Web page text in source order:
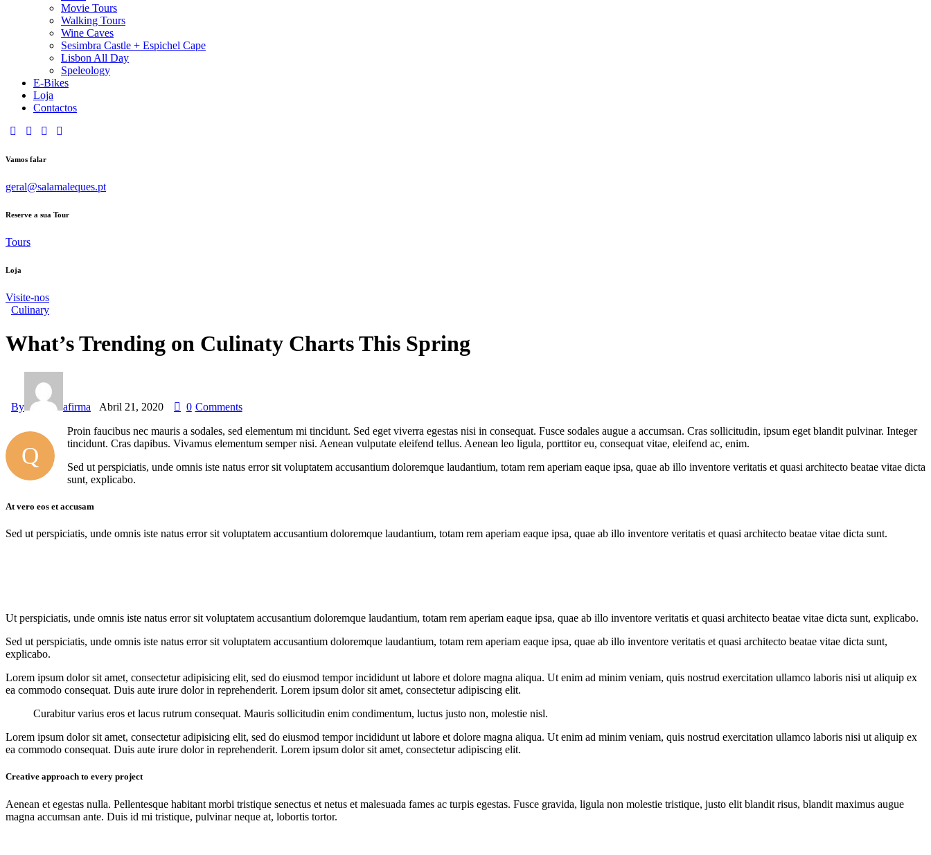
Movie Tours
Walking Tours
Wine Caves
Sesimbra Castle + Espichel Cape
Lisbon All Day
Speleology
E-Bikes
Loja
Contactos
Vamos falar
geral@salamaleques.pt
Reserve a sua Tour
Tours
Loja
Visite-nos
Culinary
What’s Trending on Culinaty Charts This Spring
By afirma Abril 21, 2020 0 Comments
Q
Proin faucibus nec mauris a sodales, sed elementum mi tincidunt. Sed eget viverra egestas nisi in consequat. Fusce sodales augue a accumsan. Cras sollicitudin, ipsum eget blandit pulvinar. Integer
tincidunt. Cras dapibus. Vivamus elementum semper nisi. Aenean vulputate eleifend tellus. Aenean leo ligula, porttitor eu, consequat vitae, eleifend ac, enim.
Sed ut perspiciatis, unde omnis iste natus error sit voluptatem accusantium doloremque laudantium, totam rem aperiam eaque ipsa, quae ab illo inventore veritatis et quasi architecto beatae vitae dicta
sunt, explicabo.
At vero eos et accusam
Sed ut perspiciatis, unde omnis iste natus error sit voluptatem accusantium doloremque laudantium, totam rem aperiam eaque ipsa, quae ab illo inventore veritatis et quasi architecto beatae vitae dicta sunt.
Ut perspiciatis, unde omnis iste natus error sit voluptatem accusantium doloremque laudantium, totam rem aperiam eaque ipsa, quae ab illo inventore veritatis et quasi architecto beatae vitae dicta sunt, explicabo.
Sed ut perspiciatis, unde omnis iste natus error sit voluptatem accusantium doloremque laudantium, totam rem aperiam eaque ipsa, quae ab illo inventore veritatis et quasi architecto beatae vitae dicta sunt,
explicabo.
Lorem ipsum dolor sit amet, consectetur adipisicing elit, sed do eiusmod tempor incididunt ut labore et dolore magna aliqua. Ut enim ad minim veniam, quis nostrud exercitation ullamco laboris nisi ut aliquip ex
ea commodo consequat. Duis aute irure dolor in reprehenderit. Lorem ipsum dolor sit amet, consectetur adipiscing elit.
Curabitur varius eros et lacus rutrum consequat. Mauris sollicitudin enim condimentum, luctus justo non, molestie nisl.
Lorem ipsum dolor sit amet, consectetur adipisicing elit, sed do eiusmod tempor incididunt ut labore et dolore magna aliqua. Ut enim ad minim veniam, quis nostrud exercitation ullamco laboris nisi ut aliquip ex
ea commodo consequat. Duis aute irure dolor in reprehenderit. Lorem ipsum dolor sit amet, consectetur adipiscing elit.
Creative approach to every project
Aenean et egestas nulla. Pellentesque habitant morbi tristique senectus et netus et malesuada fames ac turpis egestas. Fusce gravida, ligula non molestie tristique, justo elit blandit risus, blandit maximus augue
magna accumsan ante. Duis id mi tristique, pulvinar neque at, lobortis tortor.